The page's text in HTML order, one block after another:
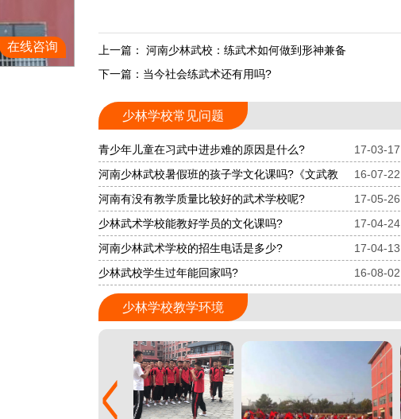
在线咨询
上一篇： 河南少林武校：练武术如何做到形神兼备
下一篇：当今社会练武术还有用吗?
少林学校常见问题
青少年儿童在习武中进步难的原因是什么? 17-03-17
河南少林武校暑假班的孩子学文化课吗?《文武教
16-07-22
河南有没有教学质量比较好的武术学校呢?
17-05-26
少林武术学校能教好学员的文化课吗?
17-04-24
河南少林武术学校的招生电话是多少?
17-04-13
少林武校学生过年能回家吗?
16-08-02
少林学校教学环境